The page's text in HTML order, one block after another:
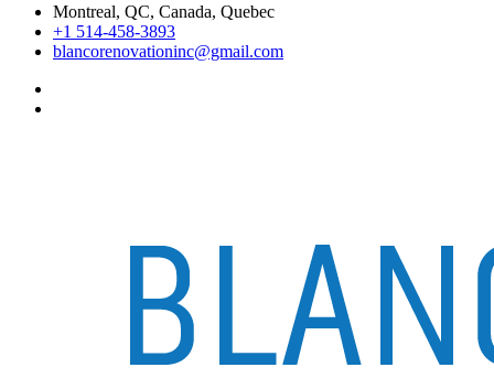
Montreal, QC, Canada, Quebec
+1 514-458-3893
blancorenovationinc@gmail.com